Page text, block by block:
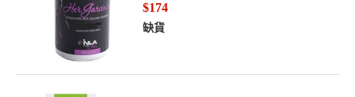
$174
缺貨